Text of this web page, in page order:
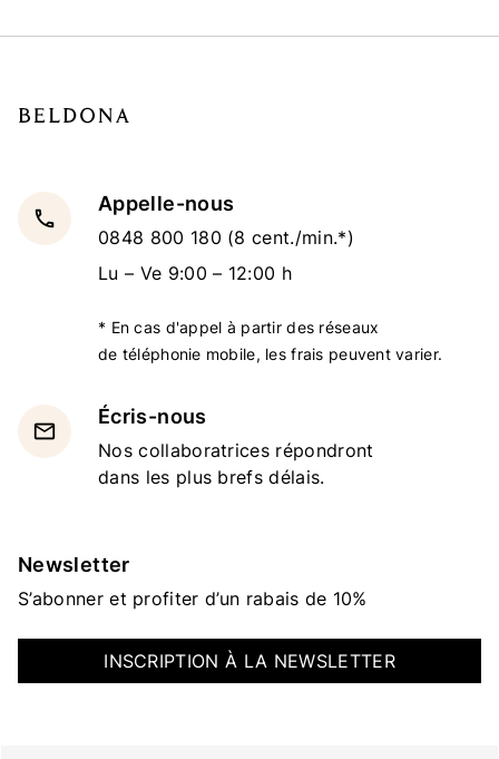
local_phone
Appelle-nous
0848 800 180 (8 cent./min.*)
Lu – Ve 9:00 – 12:00 h
* En cas d'appel à partir des réseaux
de téléphonie mobile, les frais peuvent varier.
email
Écris-nous
Nos collaboratrices répondront
dans les plus brefs délais.
Newsletter
S’abonner et profiter d’un rabais de 10%
INSCRIPTION À LA NEWSLETTER